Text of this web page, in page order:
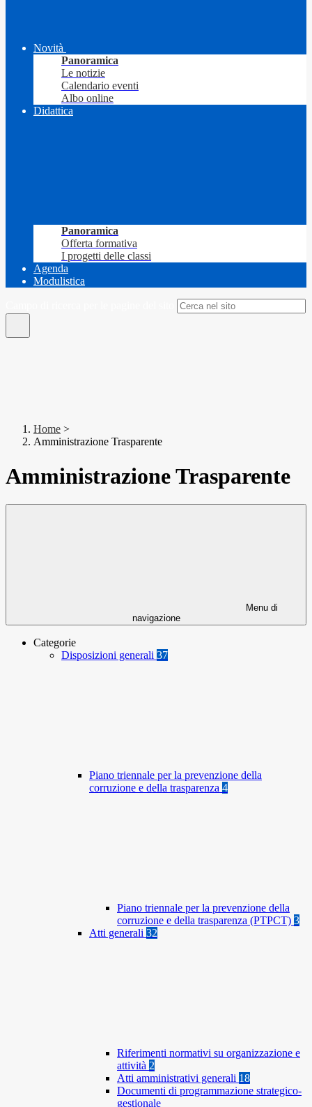
Novità
Panoramica
Le notizie
Calendario eventi
Albo online
Didattica
Panoramica
Offerta formativa
I progetti delle classi
Agenda
Modulistica
Home >
Amministrazione Trasparente
Amministrazione Trasparente
Menu di
navigazione
Categorie
Disposizioni generali 37
Piano triennale per la prevenzione della
corruzione e della trasparenza 4
Piano triennale per la prevenzione della
corruzione e della trasparenza (PTPCT) 3
Atti generali 32
Riferimenti normativi su organizzazione e
attività 2
Atti amministrativi generali 18
Documenti di programmazione strategico-
gestionale